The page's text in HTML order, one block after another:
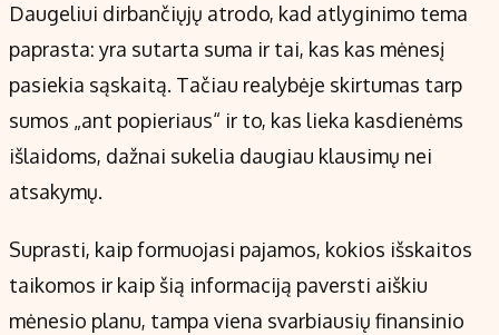
Turinio žymėjimo taisyklės
Kontaktai
Regionų naujienos
Indėlių palūkanos
Daugeliui dirbančiųjų atrodo, kad atlyginimo tema
paprasta: yra sutarta suma ir tai, kas kas mėnesį
pasiekia sąskaitą. Tačiau realybėje skirtumas tarp
sumos „ant popieriaus“ ir to, kas lieka kasdienėms
išlaidoms, dažnai sukelia daugiau klausimų nei
atsakymų.
Suprasti, kaip formuojasi pajamos, kokios išskaitos
taikomos ir kaip šią informaciją paversti aiškiu
mėnesio planu, tampa viena svarbiausių finansinio